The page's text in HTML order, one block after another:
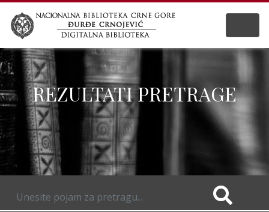
REZULTATI PRETRAGE